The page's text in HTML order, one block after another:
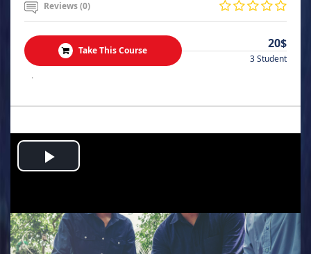
Reviews (0)
Take This Course 20$
3 Student
.
Play